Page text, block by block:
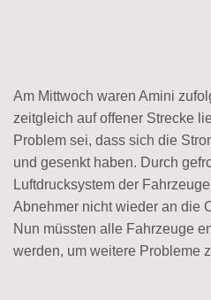
Am Mittwoch waren Amini
zeitgleich auf offener Strecke
Problem sei, dass sich die
und gesenkt haben. Durch
Luftdrucksystem der
Abnehmer nicht wieder an die
Nun müssten alle Fahrzeuge
werden, um weitere Probleme